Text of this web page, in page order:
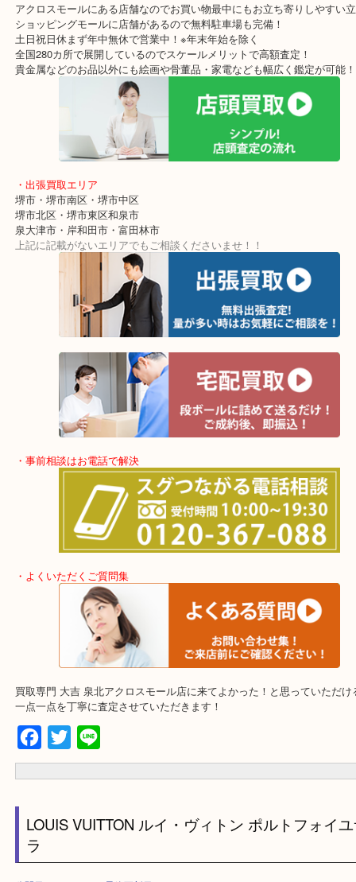
堺市を中心に堺市南区・堺市中区・堺市北区・堺市東区・和泉市・
買取価格満足度No1を目指しております！
「お買取の事なら少しでも高く」をモットーに年中無休で営業中で
もう古くなったから買い替えした。ということでご来店いただきま
使っていないブランドのお財布って結構しまい込んでいる方が多い
・最寄り駅
東北高速鉄道線「栂・美木多駅」「光明池」「泉ヶ丘」
・ご来店が多いエリア
堺市・大阪狭山市・堺市南区
岸和田市・泉大津市・高石市
アクロスモールにある店舗なのでお買い物最中にもお立ち寄りしや
ショッピングモールに店舗があるので無料駐車場も完備！
土日祝日休まず年中無休で営業中！※年末年始を除く
全国280カ所で展開しているのでスケールメリットで高額査定！
・出張買取エリア
堺市・堺市南区・堺市中区
堺市北区・堺市東区和泉市
泉大津市・岸和田市・富田林市
上記に記載がないエリアでもご相談くださいませ！！